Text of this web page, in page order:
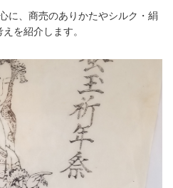
に、商売のありかたやシルク・絹
を紹介します。